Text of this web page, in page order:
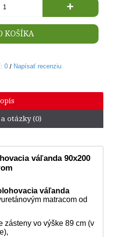
+
KOŠÍKA
0 / Napísať recenziu
otázky (0)
váľanda 90x200
váľanda
matracom od
zásteny vo výške 89 cm (v